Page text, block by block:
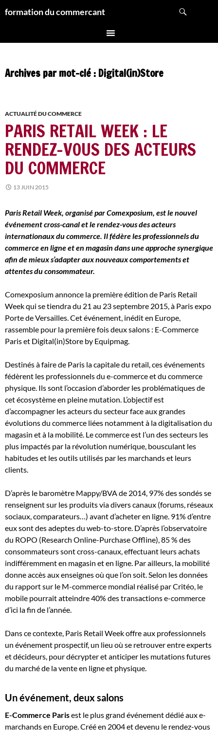
auformation du commercant
Archives par mot-clé : Digital(in)Store
ACTUALITÉ DU COMMERCE
PARIS RETAIL WEEK : LE
RENDEZ-VOUS DES ACTEURS
DU COMMERCE
13 JUIN 2015
Paris Retail Week, organisé par Comexposium, est le nouvel
événement cross-canal et le rendez-vous des acteurs
internationaux du commerce. Il fédère les professionnels du
commerce en ligne et en magasin dans une approche synergique
afin de mieux s’adapter aux nouveaux comportements et
attentes du consommateur.
Comexposium annonce la première édition de Paris Retail
Week qui se tiendra du 21 au 23 septembre 2015, à Paris expo
Porte de Versailles. Cet événement, inédit en Europe,
rassemble pour la première fois deux salons : E-Commerce
Paris et Digital(in)Store by Equipmag.
Destinés à faire de Paris la capitale du retail, ces événements
fédèrent les professionnels du e-commerce et du commerce
physique. Ils sont l’occasion d’aborder les problématiques de
cet écosystème en pleine mutation. L’objectif est
d’accompagner les acteurs du secteur face aux grandes
évolutions du commerce liées notamment à la digitalisation du
magasin et à la mobilité. Le commerce est l’un des secteurs les
plus impactés par la révolution numérique, bousculant les
habitudes et les outils utilisés par les marchands et leurs
clients.
D’après le baromètre Mappy/BVA de 2014, 97% des sondés se
renseignent sur les produits via divers canaux (forums, réseaux
sociaux, comparateurs…) avant d’acheter en ligne. 91% d’entre
eux sont des adeptes du web-to-store. D’après l’observatoire
du ROPO (Research Online-Purchase Offline), 85 % des
consommateurs sont cross-canaux, effectuant leurs achats
indifféremment en magasin et en ligne. Par ailleurs, la mobilité
donne accès aux enseignes où que l’on soit. Selon les données
du rapport sur le M-commerce mondial réalisé par Critéo, le
mobile pourrait atteindre 40% des transactions e-commerce
d’ici la fin de l’année.
Dans ce contexte, Paris Retail Week offre aux professionnels
un événement prospectif, un lieu où se retrouver entre experts
et décideurs, pour décrypter et anticiper les mutations futures
du marché de la vente en ligne et physique.
Un événement, deux salons
E-Commerce Parisest le plus grand événement dédié aux e-
marchands en Europe. Créé en 2004 et devenu le rendez-vous